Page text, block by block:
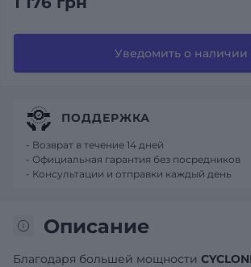
Уведомить о наличии
Описание
Благодаря большей мощности
ПОДДЕРЖКА
- Возврат в течение 14 дней
- Официальная гарантия без посредников
- Консультации и отправки каждый день